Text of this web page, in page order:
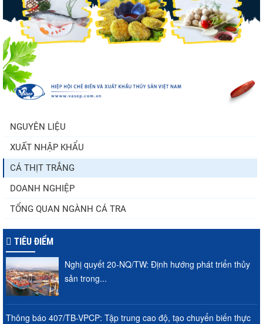
Nhập khẩu tôm của Mỹ phục hồi trong
tháng 5/2026
Trung Quốc tăng mạnh nhập khẩu mực,
trong khi nguồn cung...
NGUYÊN LIỆU
XUẤT NHẬP KHẨU
CÁ THỊT TRẮNG
DOANH NGHIỆP
TỔNG QUAN NGÀNH CÁ TRA
TIÊU ĐIỂM
Nghị quyết 20-NQ/TW: Định hướng phát triển thủy
sản trong...
Thông báo 407/TB-VPCP: Tập trung cao độ, tạo chuyển biến thực